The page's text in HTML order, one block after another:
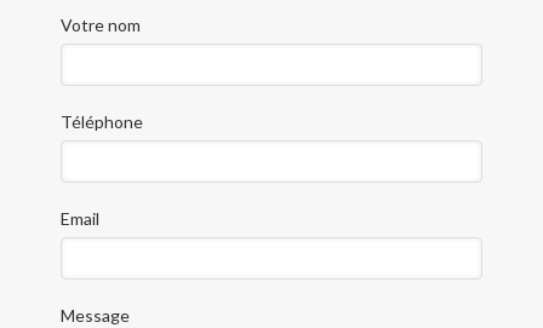
Votre nom
Téléphone
Email
Message